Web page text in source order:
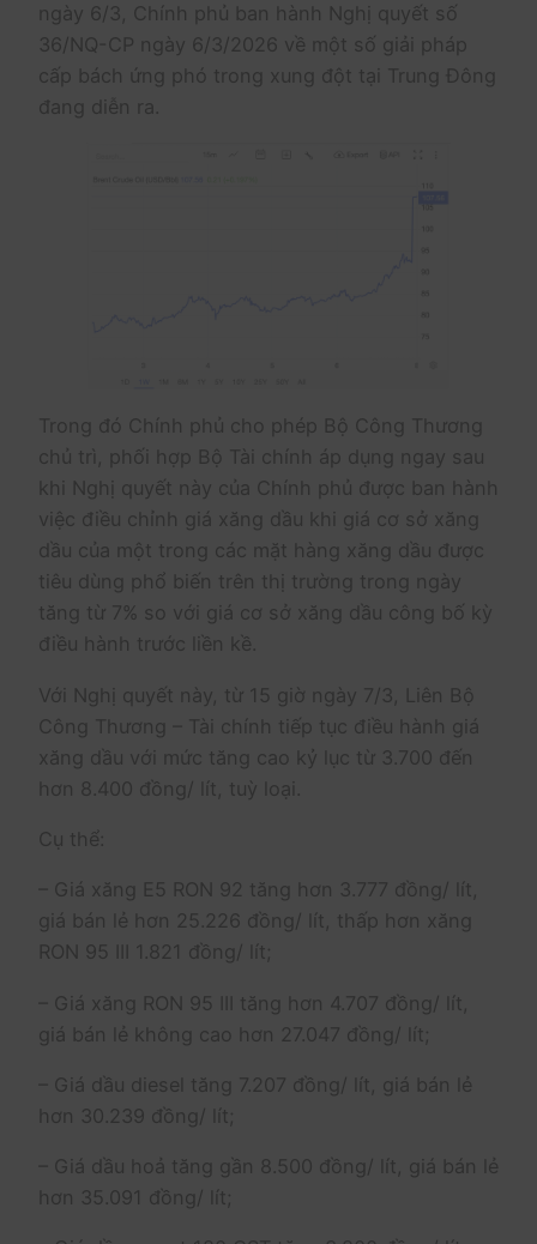
ngày 6/3, Chính phủ ban hành Nghị quyết số
36/NQ-CP ngày 6/3/2026 về một số giải pháp
cấp bách ứng phó trong xung đột tại Trung Đông
đang diễn ra.
Trong đó Chính phủ cho phép Bộ Công Thương
chủ trì, phối hợp Bộ Tài chính áp dụng ngay sau
khi Nghị quyết này của Chính phủ được ban hành
việc điều chỉnh giá xăng dầu khi giá cơ sở xăng
dầu của một trong các mặt hàng xăng dầu được
tiêu dùng phổ biến trên thị trường trong ngày
tăng từ 7% so với giá cơ sở xăng dầu công bố kỳ
điều hành trước liền kề.
Với Nghị quyết này, từ 15 giờ ngày 7/3, Liên Bộ
Công Thương – Tài chính tiếp tục điều hành giá
xăng dầu với mức tăng cao kỷ lục từ 3.700 đến
hơn 8.400 đồng/ lít, tuỳ loại.
Cụ thể:
– Giá xăng E5 RON 92 tăng hơn 3.777 đồng/ lít,
giá bán lẻ hơn 25.226 đồng/ lít, thấp hơn xăng
RON 95 III 1.821 đồng/ lít;
– Giá xăng RON 95 III tăng hơn 4.707 đồng/ lít,
giá bán lẻ không cao hơn 27.047 đồng/ lít;
– Giá dầu diesel tăng 7.207 đồng/ lít, giá bán lẻ
hơn 30.239 đồng/ lít;
– Giá dầu hoả tăng gần 8.500 đồng/ lít, giá bán lẻ
hơn 35.091 đồng/ lít;